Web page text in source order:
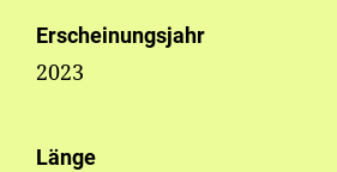
Erscheinungsjahr
2023
Länge